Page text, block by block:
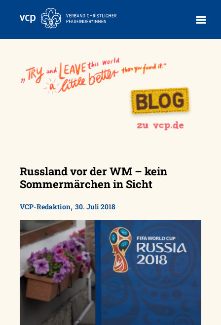
Russland vor der WM – kein
Sommermärchen in Sicht
VCP-Redaktion, 30. Juli 2018